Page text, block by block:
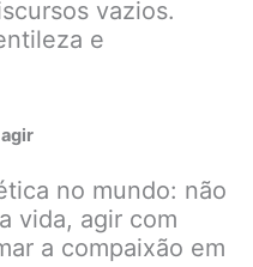
vazios.
e
no mundo: não
vida, agir com
a compaixão em